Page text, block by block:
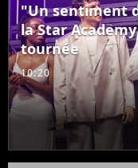
"Un sentiment
la Star
tournée
10:20